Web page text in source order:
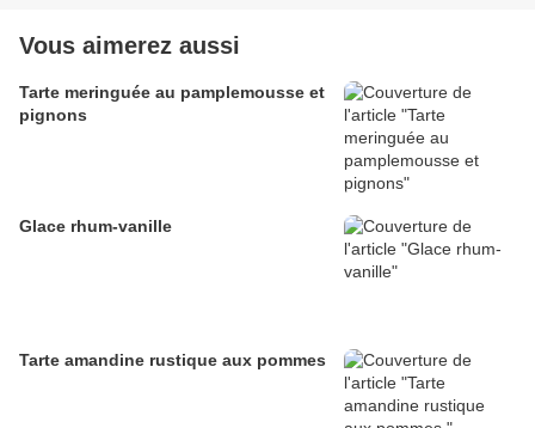
Vous aimerez aussi
Tarte meringuée au pamplemousse et
pignons
Glace rhum-vanille
Tarte amandine rustique aux pommes